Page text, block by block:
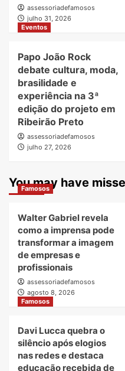
assessoriadefamosos
julho 31, 2026
Eventos
Papo João Rock
debate cultura, moda,
brasilidade e
experiência na 3ª
edição do projeto em
Ribeirão Preto
assessoriadefamosos
julho 27, 2026
You may have
Famosos
Walter Gabriel revela
como a imprensa pode
transformar a imagem
de empresas e
profissionais
assessoriadefamosos
agosto 8, 2026
Famosos
Davi Lucca quebra o
silêncio após elogios
nas redes e destaca
educação recebida de